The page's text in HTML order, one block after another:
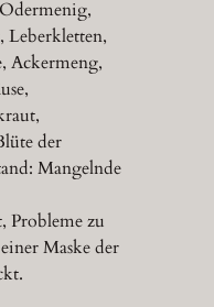
Ackermeng,
der
Mangelnde
zu
Maske der